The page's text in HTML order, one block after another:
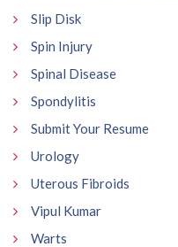
Slip Disk
Spin Injury
Spinal Disease
Spondylitis
Submit Your Resume
Urology
Uterous Fibroids
Vipul Kumar
Warts